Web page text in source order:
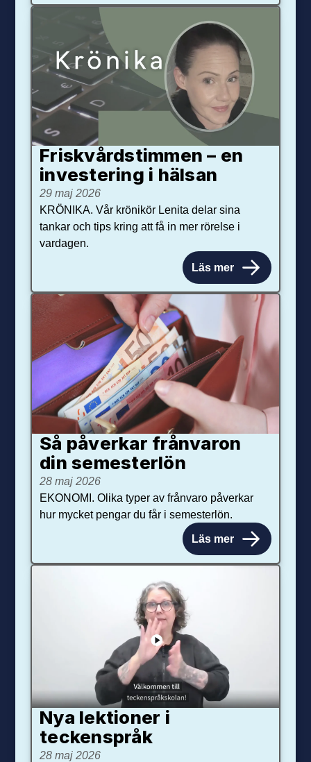
Friskvårdstimmen – en
investering i hälsan
29 maj 2026
KRÖNIKA. Vår krönikör Lenita delar sina
tankar och tips kring att få in mer rörelse i
vardagen.
Läs mer
Så påverkar från­varon
din semester­lön
28 maj 2026
EKONOMI. Olika typer av frånvaro påverkar
hur mycket pengar du får i semesterlön.
Läs mer
Nya lektioner i
teckenspråk
28 maj 2026